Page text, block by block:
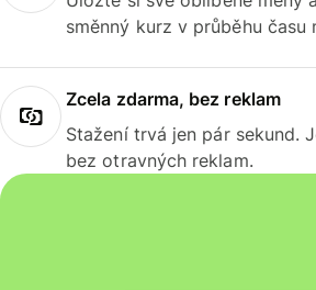
směnný kurz v průběhu času
Zcela zdarma, bez reklam
Stažení trvá jen pár sekund.
bez otravných reklam.